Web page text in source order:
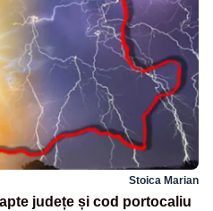
Stoica Marian
județe și cod portocaliu